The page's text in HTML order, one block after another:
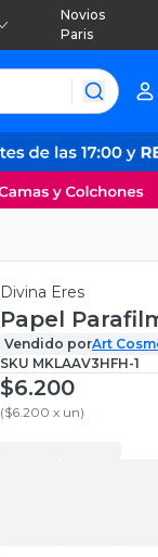
Novios
Paris
Divina Eres
Papel
Vendido porArt
SKU MKLAAV3HFH-1
$6.200
($6.200 x un)